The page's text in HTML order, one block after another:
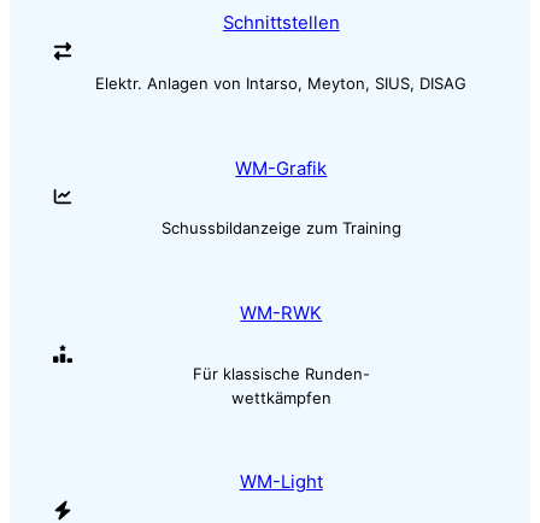
Schnittstellen
Elektr. Anlagen von Intarso, Meyton, SIUS, DISAG
WM-Grafik
Schussbildanzeige zum Training
WM-RWK
Für klassische Runden-
wettkämpfen
WM-Light